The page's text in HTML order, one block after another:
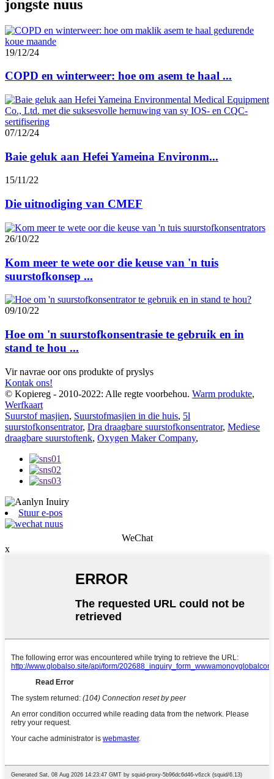
jongste nuus
19/12/24
COPD en winterweer: hoe om asem te haal ...
07/12/24
Baie geluk aan Hefei Yameina Environm...
15/11/22
Die uitnodiging van CMEF
26/10/22
Kom meer te wete oor die keuse van 'n tuis
suurstofkonsep ...
09/10/22
Hoe om 'n suurstofkonsentrasie te gebruik en in
stand te hou ...
Vir navrae oor ons produkte of pryslys
Kontak ons!
© Kopiereg - 2010-2022: Alle regte voorbehou. Warm produkte,
Werfkaart
Suurstof masjien, Suurstofmasjien in die huis, 5l
suurstofkonsentrator, Dra draagbare suurstofkonsentrator, Mediese
draagbare suurstoftenk, Oxygen Maker Company,
Stuur e-pos
WeChat
x